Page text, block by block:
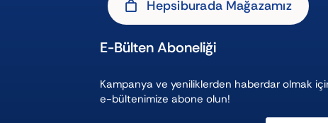
Hepsiburada Mağazamız
E-Bülten Aboneliği
Kampanya ve yeniliklerden haberdar olmak
e-bültenimize abone olun!